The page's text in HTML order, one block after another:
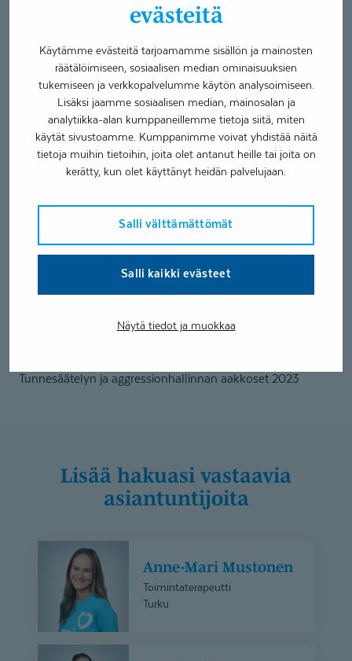
evästeitä
Käytämme evästeitä tarjoamamme sisällön ja mainosten
räätälöimiseen, sosiaalisen median ominaisuuksien
tukemiseen ja verkkopalvelumme käytön analysoimiseen.
Lisäksi jaamme sosiaalisen median, mainosalan ja
analytiikka-alan kumppaneillemme tietoja siitä, miten
käytät sivustoamme. Kumppanimme voivat yhdistää näitä
tietoja muihin tietoihin, joita olet antanut heille tai joita on
kerätty, kun olet käyttänyt heidän palvelujaan.
Salli välttämättömät
Salli kaikki evästeet
Näytä tiedot ja muokkaa
Työskentelen lasten ja nuorten toimintaterapeuttina sekä
tehostetussa palveluasumisessa autismikirjon nuorten ja
nuorten aikuisten kanssa sekä lastensuojelun
erityisyksikössä. Toimintaterapeuttina minua kiinnostaa
erityisesti aisti- ja tunnesäätelyn sekä toiminnanohjauksen
erilaiset kuntoutus menetelmät.
Parasta työssäni on nähdä onnistumisen ilo asiakkaiden
Toimintaterapeutti AMK 2021
Tunnesäätelyn ja aggressionhallinnan aakkoset 2023
Lisää hakuasi vastaavia
asiantuntijoita
Mustonen
Anne-Mari Mustonen
Toimintaterapeutti
Turku
Anniina